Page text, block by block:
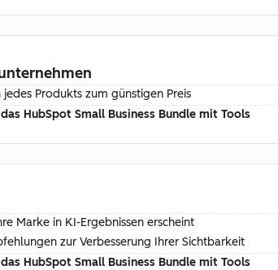
jedes Produkts zum günstigen Preis
HubSpot Small Business Bundle mit Tools
Marke in KI-Ergebnissen erscheint
zur Verbesserung Ihrer Sichtbarkeit
HubSpot Small Business Bundle mit Tools